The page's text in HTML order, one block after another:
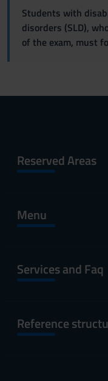
Students with
disorders (SLD),
of the exam, must
Reserved Areas
Menu
Services and Faq
Reference